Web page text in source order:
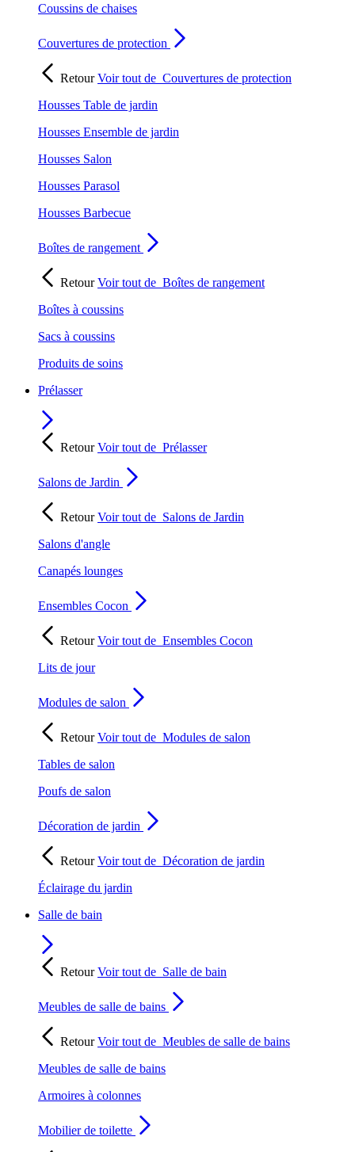
Coussins de chaises
Couvertures de protection
RetourVoir tout de Couvertures de protection
Housses Table de jardin
Housses Ensemble de jardin
Housses Salon
Housses Parasol
Housses Barbecue
Boîtes de rangement
RetourVoir tout de Boîtes de rangement
Boîtes à coussins
Sacs à coussins
Produits de soins
Prélasser
RetourVoir tout de Prélasser
Salons de Jardin
RetourVoir tout de Salons de Jardin
Salons d'angle
Canapés lounges
Ensembles Cocon
RetourVoir tout de Ensembles Cocon
Lits de jour
Modules de salon
RetourVoir tout de Modules de salon
Tables de salon
Poufs de salon
Décoration de jardin
RetourVoir tout de Décoration de jardin
Éclairage du jardin
Salle de bain
RetourVoir tout de Salle de bain
Meubles de salle de bains
RetourVoir tout de Meubles de salle de bains
Meubles de salle de bains
Armoires à colonnes
Mobilier de toilette